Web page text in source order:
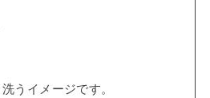
うイメージです。